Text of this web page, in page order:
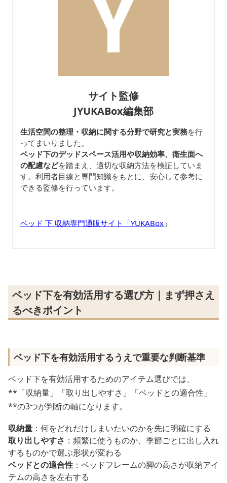
サイト監修
JYUKABox編集部
生活空間の整理・収納に関する分野で研究と実務を行
ってまいりました。
ベッド下のデッドスペース活用や収納効率、衛生面へ
の配慮などを踏まえ、適切な収納方法を検証していま
す。利用者目線と専門知識をもとに、安心して参考に
できる監修を行っています。
ベッド 下 収納専門通販サイト「YUKABox 」
ベッド下を有効活用する選び方｜まず押さえ
るべきポイント
ベッド下を有効活用するうえで重要な判断基準
ベッド下を有効活用するためのアイテム選びでは、
**「収納量」「取り出しやすさ」「ベッドとの適合性」
**の3つが判断の軸になります。
収納量 ：何をどれだけしまいたいのかを先に明確にする
取り出しやすさ ：頻繁に使うものか、季節ごとに出し入れ
するものかで選ぶ形状が変わる
ベッドとの適合性 ：ベッドフレームの脚の高さが収納アイ
テムの高さを左右する